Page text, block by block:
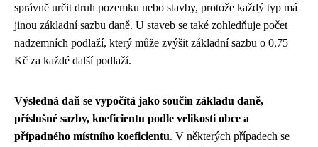
správně určit druh pozemku nebo stavby, protože každý typ má
jinou základní sazbu daně. U staveb se také zohledňuje počet
nadzemních podlaží, který může zvýšit základní sazbu o 0,75
Kč za každé další podlaží.
Výsledná daň se vypočítá jako součin základu daně,
příslušné sazby, koeficientu podle velikosti obce a
případného místního koeficientu. V některých případech se